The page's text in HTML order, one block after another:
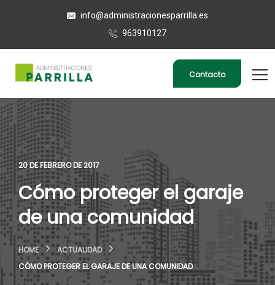
info@administracionesparrilla.es
963910127
Contacto
20 DE FEBRERO DE 2017
Cómo proteger el garaje
de una comunidad
HOME
ACTUALIDAD
CÓMO PROTEGER EL GARAJE DE UNA COMUNIDAD